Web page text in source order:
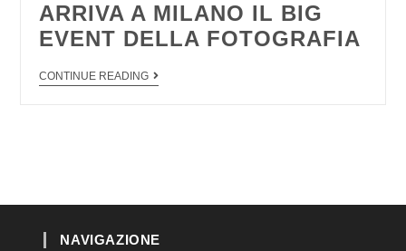
ARRIVA A MILANO IL BIG
EVENT DELLA FOTOGRAFIA
CONTINUE READING
NAVIGAZIONE